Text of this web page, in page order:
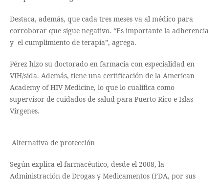
Destaca, además, que cada tres meses va al médico para
corroborar que sigue negativo. “Es importante la adherencia
y el cumplimiento de terapia”, agrega.
Pérez hizo su doctorado en farmacia con especialidad en
VIH/sida. Además, tiene una certificación de la American
Academy of HIV Medicine, lo que lo cualifica como
supervisor de cuidados de salud para Puerto Rico e Islas
Vírgenes.
Alternativa de protección
Según explica el farmacéutico, desde el 2008, la
Administración de Drogas y Medicamentos (FDA, por sus